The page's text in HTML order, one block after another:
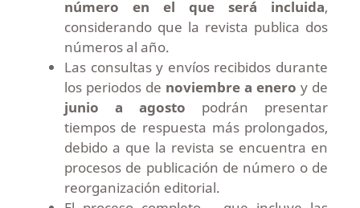
número en el que será incluida,
considerando que la revista publica dos
números al año.
Las consultas y envíos recibidos durante
los periodos de noviembre a enero y de
junio a agosto podrán presentar
tiempos de respuesta más prolongados,
debido a que la revista se encuentra en
procesos de publicación de número o de
reorganización editorial.